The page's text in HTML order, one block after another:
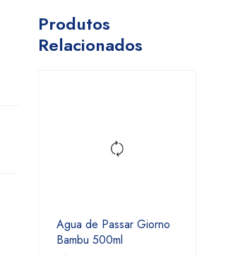
Produtos
Relacionados
Agua de Passar Giorno
Bambu 500ml